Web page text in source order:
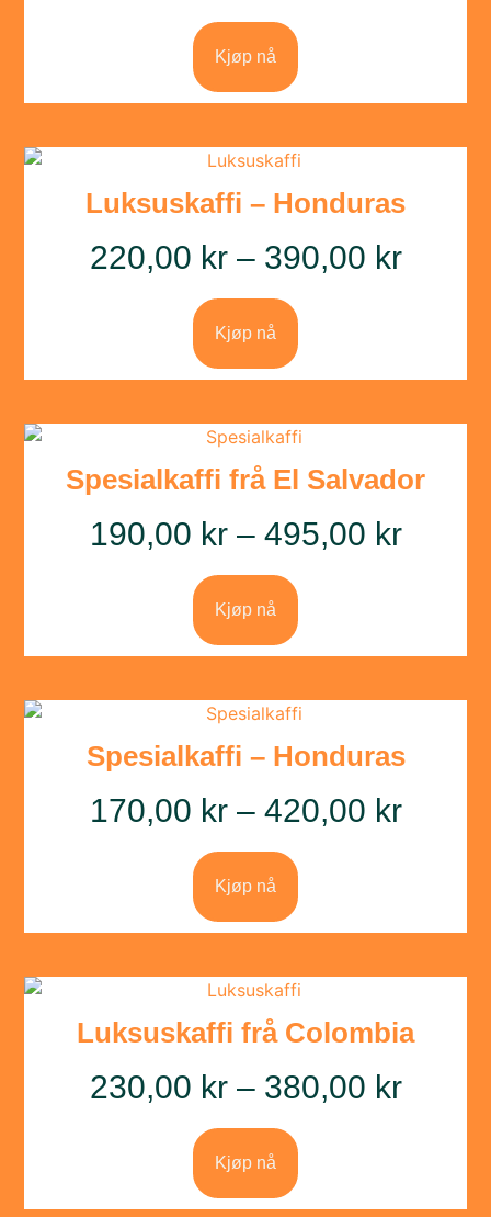
Kjøp nå
Luksuskaffi – Honduras
220,00 kr – 390,00 kr
Kjøp nå
Spesialkaffi frå El Salvador
190,00 kr – 495,00 kr
Kjøp nå
Spesialkaffi – Honduras
170,00 kr – 420,00 kr
Kjøp nå
Luksuskaffi frå Colombia
230,00 kr – 380,00 kr
Kjøp nå